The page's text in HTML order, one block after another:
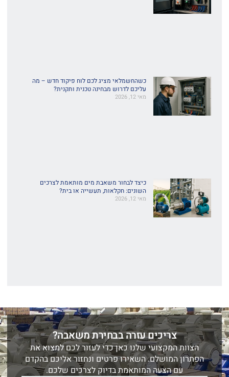
כשהחשמלאי מציג לכם לוח פיקוד חדש – מה
עליכם לדרוש מבחינה טכנית ותקנית?
מאי 12, 2026
כיצד לבחור משאבת מים מותאמת לצרכים
השונים: חקלאות, תעשייה או בית?
מאי 12, 2026
צריכים עזרה בבחירת משאבה?
הצוות המקצועי שלנו כאן כדי לעזור לכם למצוא את
הפתרון המושלם. השאירו פרטים ונחזור אליכם בהקדם
עם הצעה המותאמת בדיוק לצרכים שלכם.